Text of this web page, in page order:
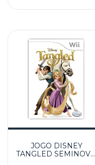
JOGO DISNEY
TANGLED SEMINOVO